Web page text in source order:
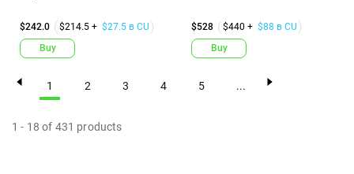
$242.0 $214.5 + $27.5 в CU
Buy
$528 $440 + $88 в CU
Buy
1 2 3 4 5 ...
1 - 18 of 431 products